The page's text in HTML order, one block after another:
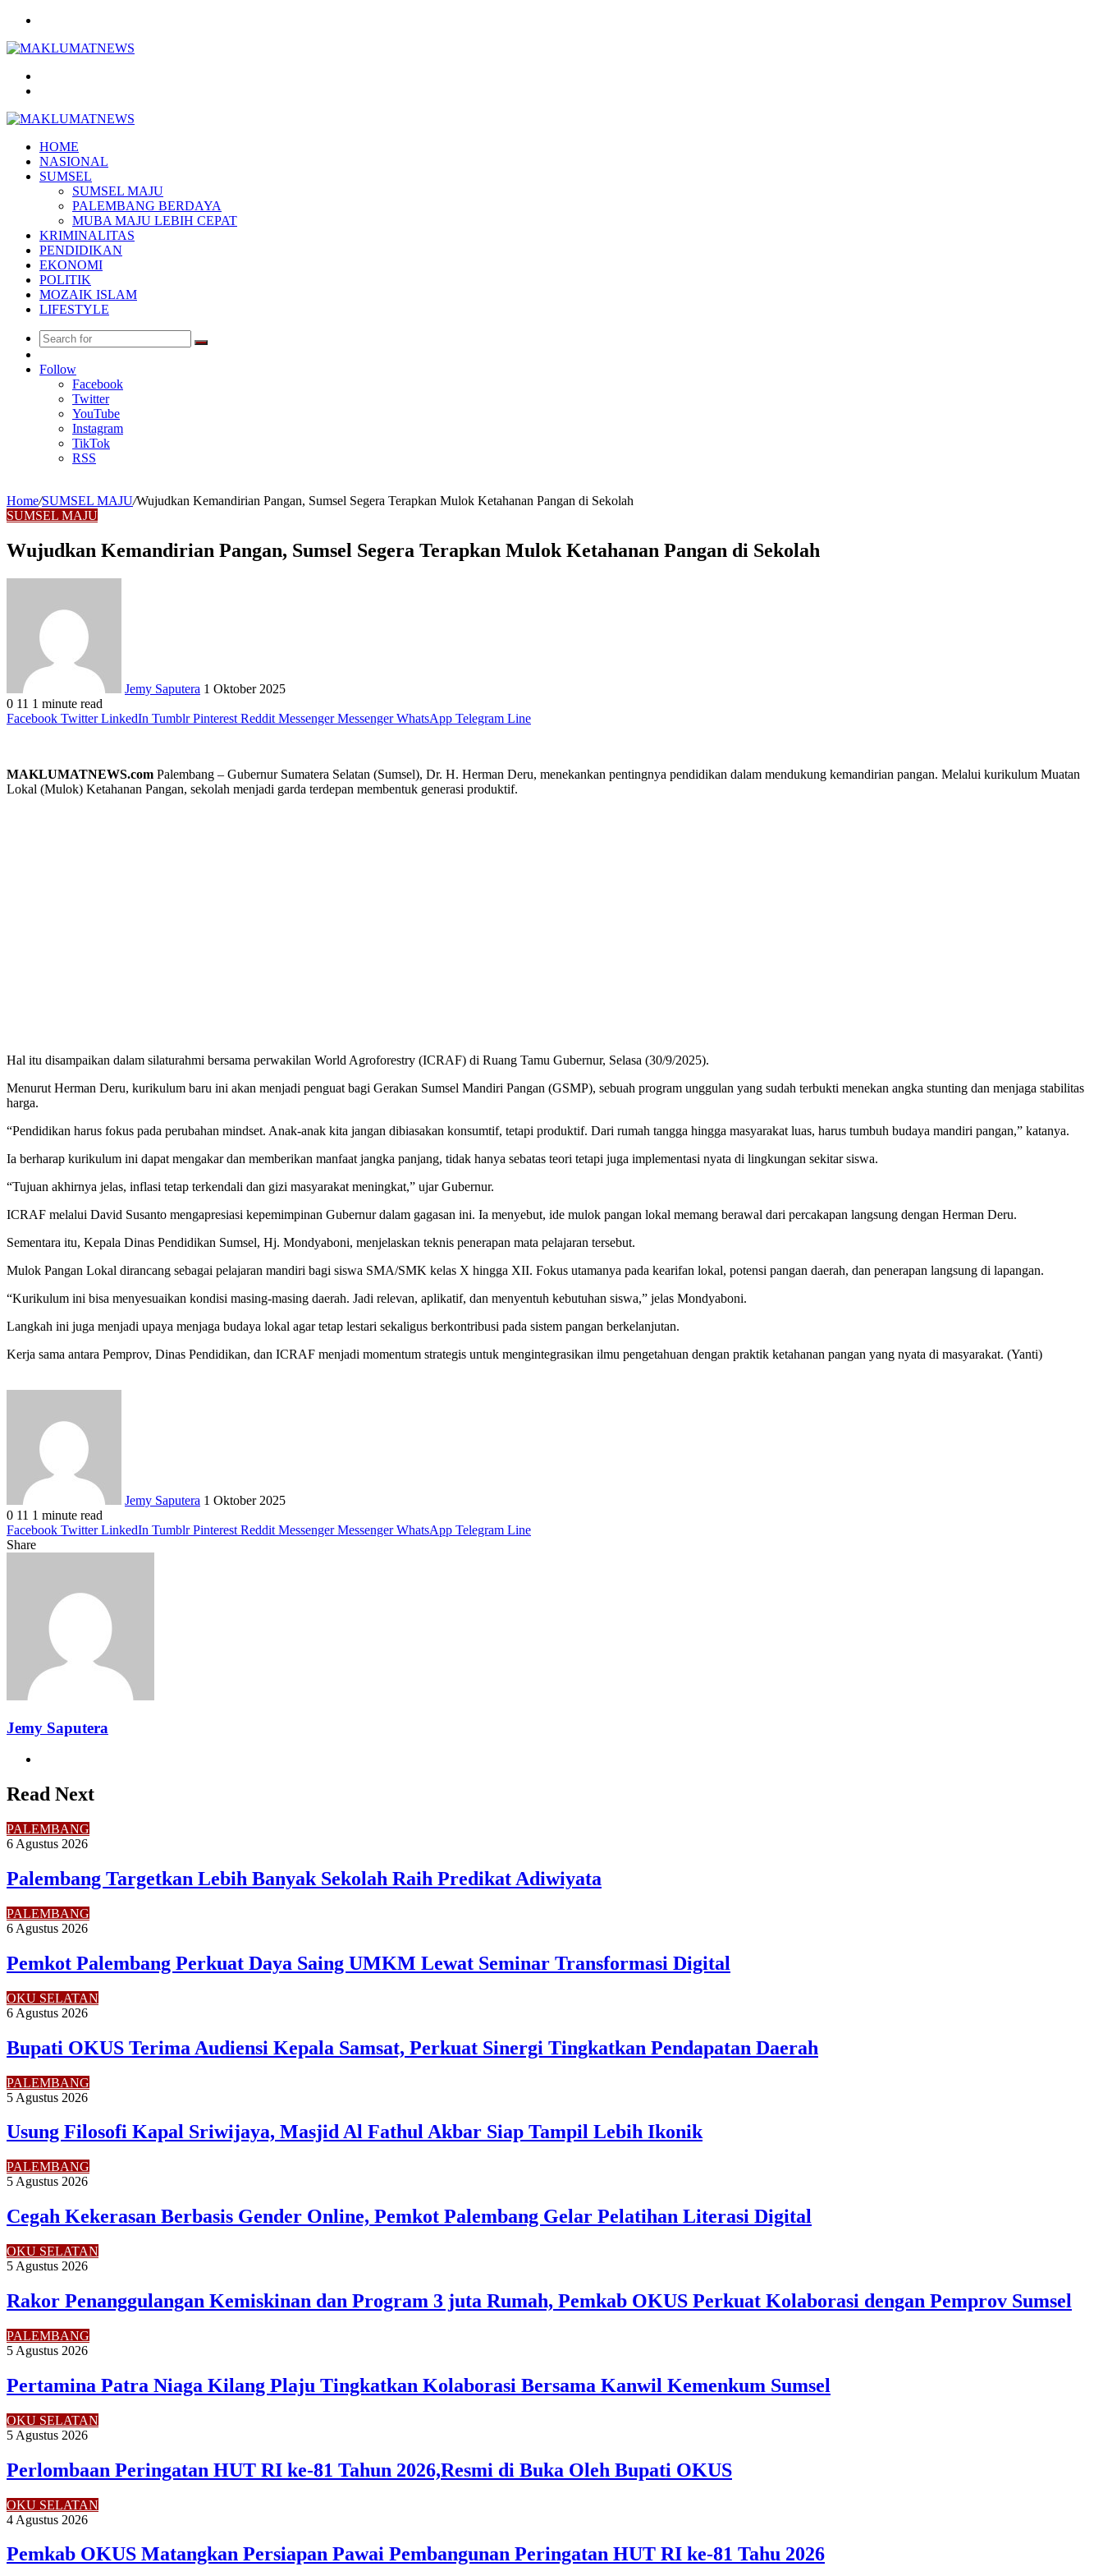
HOME
NASIONAL
SUMSEL
SUMSEL MAJU
PALEMBANG BERDAYA
MUBA MAJU LEBIH CEPAT
KRIMINALITAS
PENDIDIKAN
EKONOMI
POLITIK
MOZAIK ISLAM
LIFESTYLE
Search
Article
Follow
Facebook
Twitter
YouTube
Instagram
TikTok
RSS
Home/SUMSEL MAJU/Wujudkan Kemandirian Pangan, Sumsel Segera Terapkan Mulok Ketahanan Pangan di Sekolah
SUMSEL MAJU
Wujudkan Kemandirian Pangan, Sumsel Segera Terapkan Mulok Ketahanan Pangan di Sekolah
Jemy Saputera 1 Oktober 2025
0 11 1 minute read
Facebook Twitter LinkedIn Tumblr Pinterest Reddit Messenger Messenger WhatsApp Telegram Line
MAKLUMATNEWS.com Palembang – Gubernur Sumatera Selatan (Sumsel), Dr. H. Herman Deru, menekankan pentingnya pendidikan dalam mendukung kemandirian pangan. Melalui kurikulum Muatan
Lokal (Mulok) Ketahanan Pangan, sekolah menjadi garda terdepan membentuk generasi produktif.
Hal itu disampaikan dalam silaturahmi bersama perwakilan World Agroforestry (ICRAF) di Ruang Tamu Gubernur, Selasa (30/9/2025).
Menurut Herman Deru, kurikulum baru ini akan menjadi penguat bagi Gerakan Sumsel Mandiri Pangan (GSMP), sebuah program unggulan yang sudah terbukti menekan angka stunting dan menjaga stabilitas
harga.
“Pendidikan harus fokus pada perubahan mindset. Anak-anak kita jangan dibiasakan konsumtif, tetapi produktif. Dari rumah tangga hingga masyarakat luas, harus tumbuh budaya mandiri pangan,” katanya.
Ia berharap kurikulum ini dapat mengakar dan memberikan manfaat jangka panjang, tidak hanya sebatas teori tetapi juga implementasi nyata di lingkungan sekitar siswa.
“Tujuan akhirnya jelas, inflasi tetap terkendali dan gizi masyarakat meningkat,” ujar Gubernur.
ICRAF melalui David Susanto mengapresiasi kepemimpinan Gubernur dalam gagasan ini. Ia menyebut, ide mulok pangan lokal memang berawal dari percakapan langsung dengan Herman Deru.
Sementara itu, Kepala Dinas Pendidikan Sumsel, Hj. Mondyaboni, menjelaskan teknis penerapan mata pelajaran tersebut.
Mulok Pangan Lokal dirancang sebagai pelajaran mandiri bagi siswa SMA/SMK kelas X hingga XII. Fokus utamanya pada kearifan lokal, potensi pangan daerah, dan penerapan langsung di lapangan.
“Kurikulum ini bisa menyesuaikan kondisi masing-masing daerah. Jadi relevan, aplikatif, dan menyentuh kebutuhan siswa,” jelas Mondyaboni.
Langkah ini juga menjadi upaya menjaga budaya lokal agar tetap lestari sekaligus berkontribusi pada sistem pangan berkelanjutan.
Kerja sama antara Pemprov, Dinas Pendidikan, dan ICRAF menjadi momentum strategis untuk mengintegrasikan ilmu pengetahuan dengan praktik ketahanan pangan yang nyata di masyarakat. (Yanti)
Jemy Saputera 1 Oktober 2025
0 11 1 minute read
Facebook Twitter LinkedIn Tumblr Pinterest Reddit Messenger Messenger WhatsApp Telegram Line
Share
Jemy Saputera
Read Next
PALEMBANG
6 Agustus 2026
Palembang Targetkan Lebih Banyak Sekolah Raih Predikat Adiwiyata
PALEMBANG
6 Agustus 2026
Pemkot Palembang Perkuat Daya Saing UMKM Lewat Seminar Transformasi Digital
OKU SELATAN
6 Agustus 2026
Bupati OKUS Terima Audiensi Kepala Samsat, Perkuat Sinergi Tingkatkan Pendapatan Daerah
PALEMBANG
5 Agustus 2026
Usung Filosofi Kapal Sriwijaya, Masjid Al Fathul Akbar Siap Tampil Lebih Ikonik
PALEMBANG
5 Agustus 2026
Cegah Kekerasan Berbasis Gender Online, Pemkot Palembang Gelar Pelatihan Literasi Digital
OKU SELATAN
5 Agustus 2026
Rakor Penanggulangan Kemiskinan dan Program 3 juta Rumah, Pemkab OKUS Perkuat Kolaborasi dengan Pemprov Sumsel
PALEMBANG
5 Agustus 2026
Pertamina Patra Niaga Kilang Plaju Tingkatkan Kolaborasi Bersama Kanwil Kemenkum Sumsel
OKU SELATAN
5 Agustus 2026
Perlombaan Peringatan HUT RI ke-81 Tahun 2026,Resmi di Buka Oleh Bupati OKUS
OKU SELATAN
4 Agustus 2026
Pemkab OKUS Matangkan Persiapan Pawai Pembangunan Peringatan HUT RI ke-81 Tahu 2026